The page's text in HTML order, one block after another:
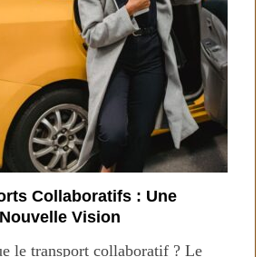
Collaboratifs : Une
Nouvelle Vision
le transport collaboratif ? Le